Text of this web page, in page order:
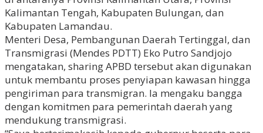
Kalimantan Tengah, Kabupaten Bulungan, dan
Kabupaten Lamandau.
Menteri Desa, Pembangunan Daerah Tertinggal, dan
Transmigrasi (Mendes PDTT) Eko Putro Sandjojo
mengatakan, sharing APBD tersebut akan digunakan
untuk membantu proses penyiapan kawasan hingga
pengiriman para transmigran. Ia mengaku bangga
dengan komitmen para pemerintah daerah yang
mendukung transmigrasi.